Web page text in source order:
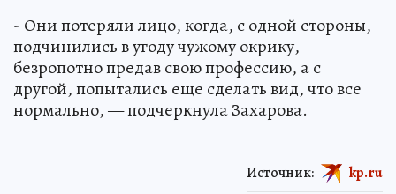
- Они потеряли лицо, когда, с одной стороны,
подчинились в угоду чужому окрику,
безропотно предав свою профессию, а с
другой, попытались еще сделать вид, что все
нормально, — подчеркнула Захарова.
Источник: kp.ru